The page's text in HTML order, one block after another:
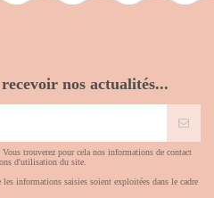
nos actualités...
trouverez pour cela nos informations de contact
d'utilisation du site.
informations saisies soient exploitées dans le cadre